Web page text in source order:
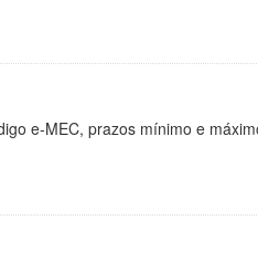
e-MEC, prazos mínimo e